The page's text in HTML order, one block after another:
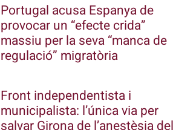
Portugal acusa Espanya de
provocar un “efecte crida”
massiu per la seva “manca de
regulació” migratòria
Front independentista i
municipalista: l’única via per
salvar Girona de l’anestèsia del